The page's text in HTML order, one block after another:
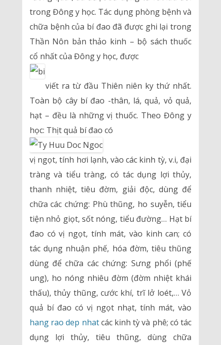
trong Đông y học. Tác dụng phòng bệnh và
chữa bệnh của bí đao đã được ghi lại trong
Thần Nôn bản thảo kinh – bộ sách thuốc
cổ nhất của Đông y học, được
viết ra từ đầu Thiên niên ky thứ nhất.
Toàn bộ cây bí đao -thân, lá, quả, vỏ quả,
hạt – đều là những vị thuốc. Theo Đông y
học: Thịt quả bí đao có
vị ngọt, tính hơi lạnh, vào các kinh tỳ, v.i, đại
tràng và tiểu tràng, có tác dụng lợi thủy,
thanh nhiệt, tiêu đờm, giải độc, dùng để
chữa các chứng: Phù thũng, ho suyễn, tiểu
tiện nhỏ giọt, sốt nóng, tiểu đường… Hạt bí
đao có vị ngọt, tính mát, vào kinh can; có
tác dụng nhuận phế, hóa đờm, tiêu thũng
dùng để chữa các chứng: Sưng phổi (phế
ung), ho nóng nhiêu đờm (đờm nhiệt khái
thấu), thủy thũng, cước khí, trĩ lở loét,… Vỏ
quả bí đao có vị ngọt nhạt, tính mát, vào
hang rao dep nhatcác kinh tỳ và phê; có tác
dụng lợi thủy, tiêu thũng, dùng chữa